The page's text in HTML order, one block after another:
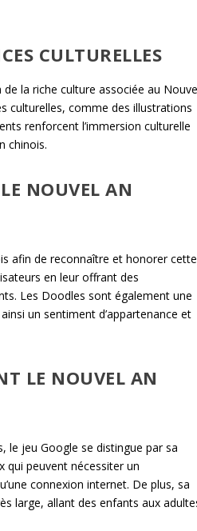
CULTURELLES
la riche culture associée au
culturelles, comme des illustrations
renforcent l’immersion culturelle
chinois.
NOUVEL AN
afin de reconnaître et honorer cette
en leur offrant des
Les Doodles sont également une
un sentiment d’appartenance et
LE NOUVEL AN
le jeu Google se distingue par sa
qui peuvent nécessiter un
connexion internet. De plus, sa
large, allant des enfants aux